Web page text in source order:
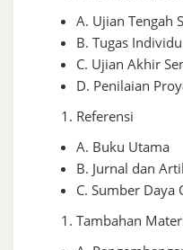
A. Ujian Tengah
B. Tugas
C. Ujian Akhir
D. Penilaian
Referensi
A. Buku Utama
B. Jurnal dan
C. Sumber Daya
Tambahan